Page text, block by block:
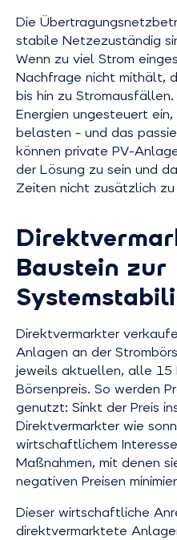
Die
stabile Netzezuständig
Wenn zu viel Strom
Nachfrage nicht mithält,
bis hin zu
Energien ungesteuert
belasten – und das
können private PV-
der Lösung zu sein und
Zeiten nicht zusätzlich
Baustein zur
Direktvermarkter
Anlagen an der
jeweils aktuellen, alle 15
Börsenpreis. So werden
genutzt: Sinkt der Preis
Direktvermarkter wie
wirtschaftlichem
Maßnahmen, mit denen
negativen Preisen
Dieser wirtschaftliche
direktvermarktete